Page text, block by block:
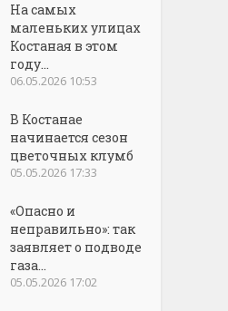
На самых
маленьких улицах
Костаная в этом
году...
06.05.2026 10:53
В Костанае
начинается сезон
цветочных клумб
05.05.2026 17:33
«Опасно и
неправильно»: так
заявляет о подводе
газа...
05.05.2026 17:02